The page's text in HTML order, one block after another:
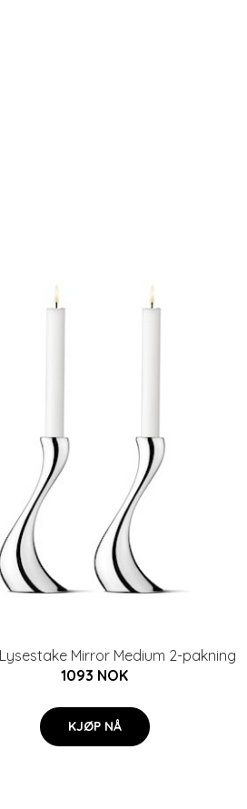
Mirror Medium 2-pakning
1093 NOK
KJØP NÅ